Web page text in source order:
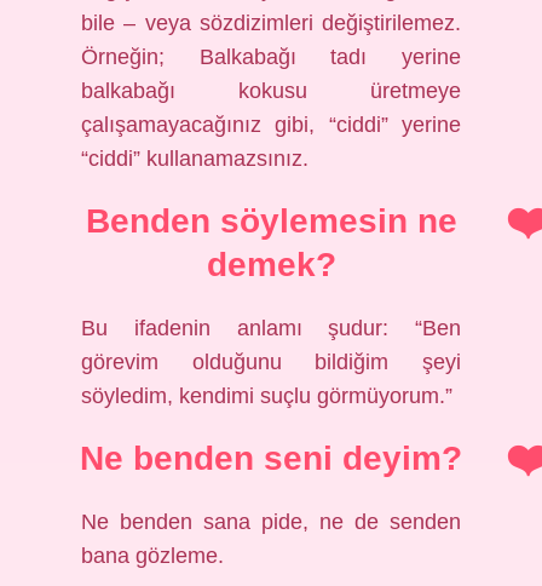
bile – veya sözdizimleri değiştirilemez.
Örneğin; Balkabağı tadı yerine
balkabağı kokusu üretmeye
çalışamayacağınız gibi, “ciddi” yerine
“ciddi” kullanamazsınız.
Benden söylemesin ne
demek?
Bu ifadenin anlamı şudur: “Ben
görevim olduğunu bildiğim şeyi
söyledim, kendimi suçlu görmüyorum.”
Ne benden seni deyim?
Ne benden sana pide, ne de senden
bana gözleme.